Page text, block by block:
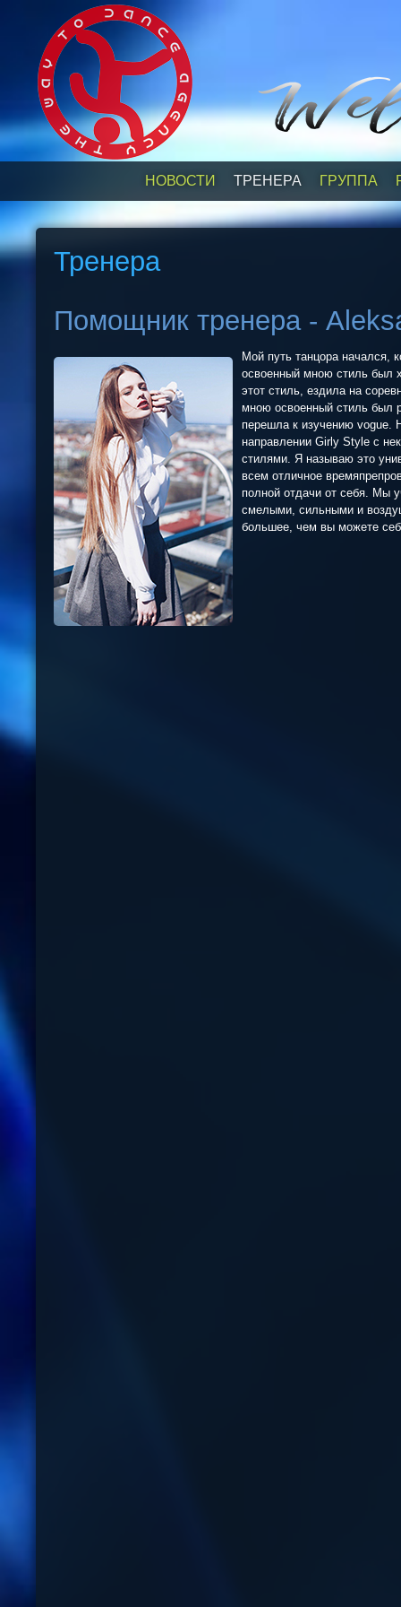
НОВОСТИ ТРЕНЕРА ГРУППА
Тренера
Помощник тренера -
Мой путь танцора начался,
освоенный мною стиль был
этот стиль, ездила на
мною освоенный стиль был
перешла к изучению vogue.
направлении Girly Style с
стилями. Я называю это
всем отличное
полной отдачи от себя. Мы
смелыми, сильными и
большее, чем вы можете